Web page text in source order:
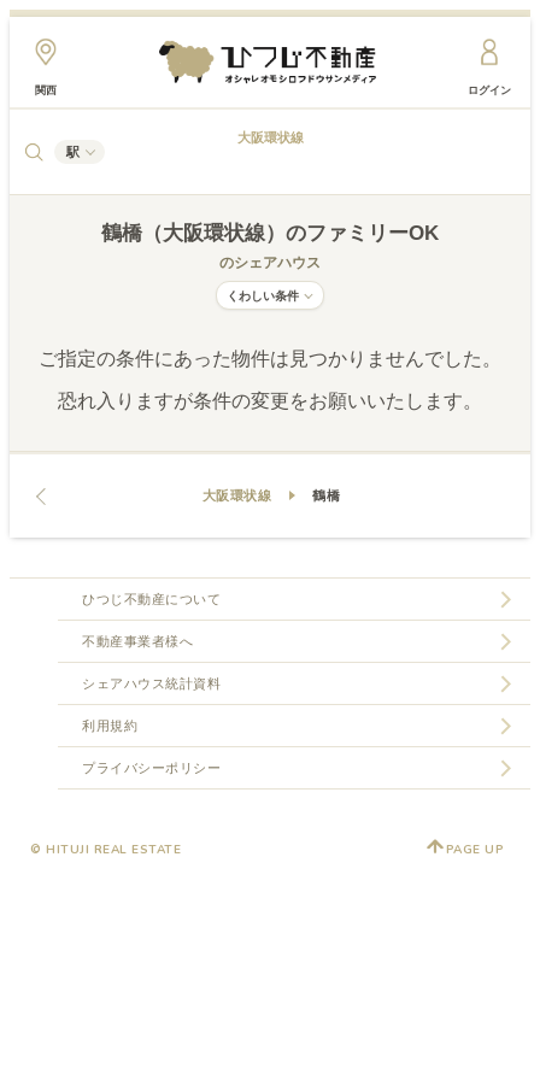
関西 ログイン
駅
大阪環状線
鶴橋（大阪環状線） のファミリーOK
のシェアハウス
くわしい条件
ご指定の条件にあった物件は見つかりませんでした。
恐れ入りますが条件の変更をお願いいたします。
大阪環状線 鶴橋
ひつじ不動産について
不動産事業者様へ
シェアハウス統計資料
利用規約
プライバシーポリシー
© HITUJI REAL ESTATE PAGE UP